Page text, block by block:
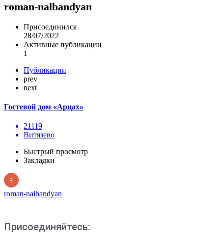
roman-nalbandyan
Присоединился
28/07/2022
Активные публикации
1
Публикации
prev
next
Гостевой дом «Арцах»
21119
Витязево
Быстрый просмотр
Закладки
roman-nalbandyan
Присоединяйтесь: